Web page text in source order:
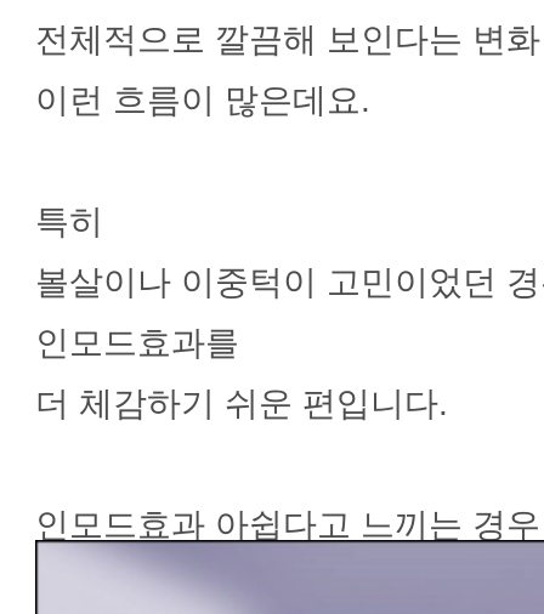
전체적으로 깔끔해 보인다는 변화
이런 흐름이 많은데요.
특히
볼살이나 이중턱이 고민이었던
인모드효과를
더 체감하기 쉬운 편입니다.
인모드효과 아쉽다고 느끼는 경우